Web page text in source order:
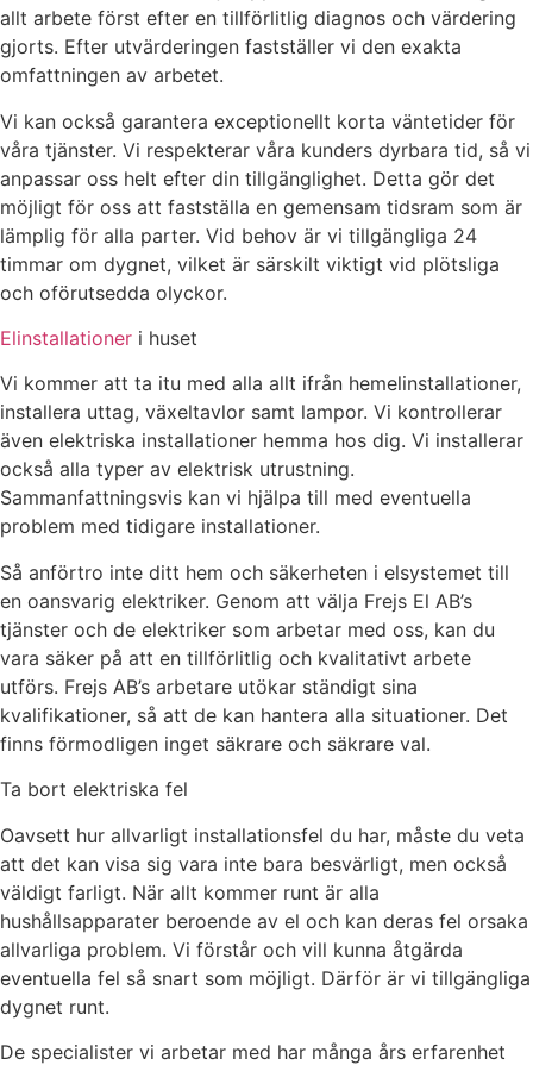
allt arbete först efter en tillförlitlig diagnos och värdering
gjorts. Efter utvärderingen fastställer vi den exakta
omfattningen av arbetet.
Vi kan också garantera exceptionellt korta väntetider för
våra tjänster. Vi respekterar våra kunders dyrbara tid, så vi
anpassar oss helt efter din tillgänglighet. Detta gör det
möjligt för oss att fastställa en gemensam tidsram som är
lämplig för alla parter. Vid behov är vi tillgängliga 24
timmar om dygnet, vilket är särskilt viktigt vid plötsliga
och oförutsedda olyckor.
Elinstallationer i huset
Vi kommer att ta itu med alla allt ifrån hemelinstallationer,
installera uttag, växeltavlor samt lampor. Vi kontrollerar
även elektriska installationer hemma hos dig. Vi installerar
också alla typer av elektrisk utrustning.
Sammanfattningsvis kan vi hjälpa till med eventuella
problem med tidigare installationer.
Så anförtro inte ditt hem och säkerheten i elsystemet till
en oansvarig elektriker. Genom att välja Frejs El AB’s
tjänster och de elektriker som arbetar med oss, kan du
vara säker på att en tillförlitlig och kvalitativt arbete
utförs. Frejs AB’s arbetare utökar ständigt sina
kvalifikationer, så att de kan hantera alla situationer. Det
finns förmodligen inget säkrare och säkrare val.
Ta bort elektriska fel
Oavsett hur allvarligt installationsfel du har, måste du veta
att det kan visa sig vara inte bara besvärligt, men också
väldigt farligt. När allt kommer runt är alla
hushållsapparater beroende av el och kan deras fel orsaka
allvarliga problem. Vi förstår och vill kunna åtgärda
eventuella fel så snart som möjligt. Därför är vi tillgängliga
dygnet runt.
De specialister vi arbetar med har många års erfarenhet